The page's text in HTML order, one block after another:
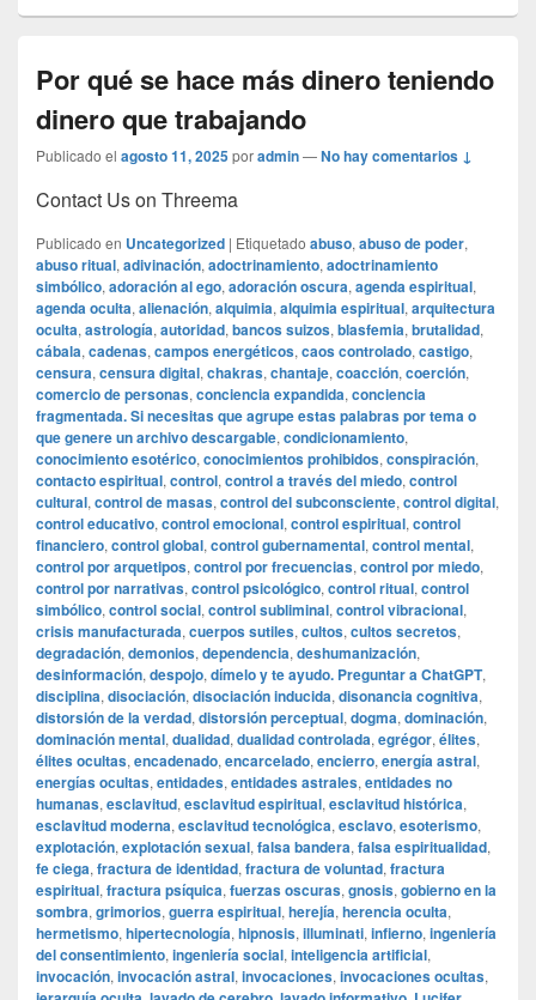
Por qué se hace más dinero teniendo
dinero que trabajando
Publicado el agosto 11, 2025poradmin—No hay comentarios ↓
Contact Us on Threema
Publicado en Uncategorized | Etiquetado abuso, abuso de poder,
abuso ritual, adivinación, adoctrinamiento, adoctrinamiento
simbólico, adoración al ego, adoración oscura, agenda espiritual,
agenda oculta, alienación, alquimia, alquimia espiritual, arquitectura
oculta, astrología, autoridad, bancos suizos, blasfemia, brutalidad,
cábala, cadenas, campos energéticos, caos controlado, castigo,
censura, censura digital, chakras, chantaje, coacción, coerción,
comercio de personas, conciencia expandida, conciencia
fragmentada. Si necesitas que agrupe estas palabras por tema o
que genere un archivo descargable, condicionamiento,
conocimiento esotérico, conocimientos prohibidos, conspiración,
contacto espiritual, control, control a través del miedo, control
cultural, control de masas, control del subconsciente, control digital,
control educativo, control emocional, control espiritual, control
financiero, control global, control gubernamental, control mental,
control por arquetipos, control por frecuencias, control por miedo,
control por narrativas, control psicológico, control ritual, control
simbólico, control social, control subliminal, control vibracional,
crisis manufacturada, cuerpos sutiles, cultos, cultos secretos,
degradación, demonios, dependencia, deshumanización,
desinformación, despojo, dímelo y te ayudo. Preguntar a ChatGPT,
disciplina, disociación, disociación inducida, disonancia cognitiva,
distorsión de la verdad, distorsión perceptual, dogma, dominación,
dominación mental, dualidad, dualidad controlada, egrégor, élites,
élites ocultas, encadenado, encarcelado, encierro, energía astral,
energías ocultas, entidades, entidades astrales, entidades no
humanas, esclavitud, esclavitud espiritual, esclavitud histórica,
esclavitud moderna, esclavitud tecnológica, esclavo, esoterismo,
explotación, explotación sexual, falsa bandera, falsa espiritualidad,
fe ciega, fractura de identidad, fractura de voluntad, fractura
espiritual, fractura psíquica, fuerzas oscuras, gnosis, gobierno en la
sombra, grimorios, guerra espiritual, herejía, herencia oculta,
hermetismo, hipertecnología, hipnosis, illuminati, infierno, ingeniería
del consentimiento, ingeniería social, inteligencia artificial,
invocación, invocación astral, invocaciones, invocaciones ocultas,